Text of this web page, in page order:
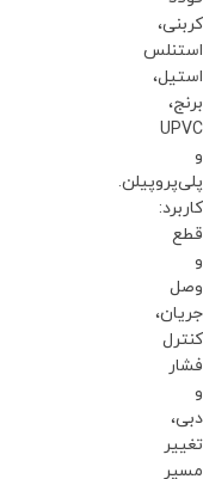
کربنی،
استنلس
استیل،
برنج،
UPVC
و
پلی‌پروپیلن.
کاربرد:
قطع
و
وصل
جریان،
کنترل
فشار
و
دبی،
تغییر
مسیر